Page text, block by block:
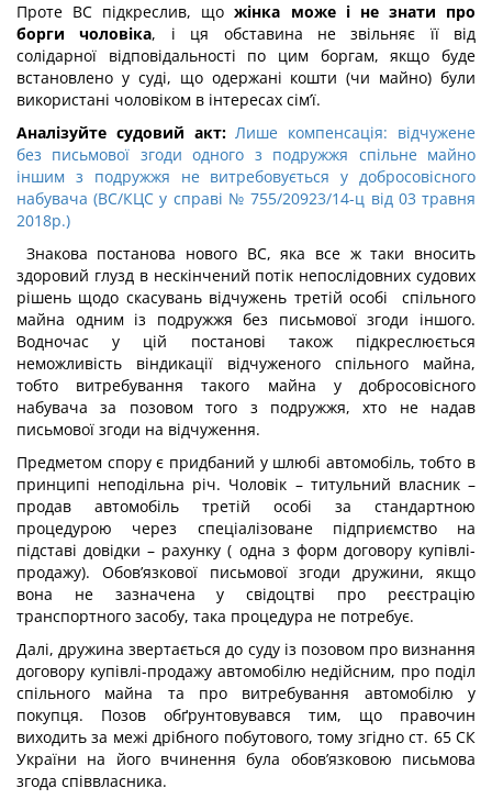
Проте ВС підкреслив, щожінка може і не знати про
борги чоловіка, і ця обставина не звільняє її від
солідарної відповідальності по цим боргам, якщо буде
встановлено у суді, що одержані кошти (чи майно) були
використані чоловіком в інтересах сім’ї.
Аналізуйте судовий акт: Лише компенсація: відчужене
без письмової згоди одного з подружжя спільне майно
іншим з подружжя не витребовується у добросовісного
набувача (ВС/КЦС у справі № 755/20923/14-ц від 03 травня
2018р.)
Знакова постанова нового ВС, яка все ж таки вносить
здоровий глузд в нескінчений потік непослідовних судових
рішень щодо скасувань відчужень третій особі спільного
майна одним із подружжя без письмової згоди іншого.
Водночас у цій постанові також підкреслюється
неможливість віндикації відчуженого спільного майна,
тобто витребування такого майна у добросовісного
набувача за позовом того з подружжя, хто не надав
письмової згоди на відчуження.
Предметом спору є придбаний у шлюбі автомобіль, тобто в
принципі неподільна річ. Чоловік – титульний власник –
продав автомобіль третій особі за стандартною
процедурою через спеціалізоване підприємство на
підставі довідки – рахунку ( одна з форм договору купівлі-
продажу). Обов’язкової письмової згоди дружини, якщо
вона не зазначена у свідоцтві про реєстрацію
транспортного засобу, така процедура не потребує.
Далі, дружина звертається до суду із позовом про визнання
договору купівлі-продажу автомобілю недійсним, про поділ
спільного майна та про витребування автомобілю у
покупця. Позов обґрунтовувався тим, що правочин
виходить за межі дрібного побутового, тому згідно ст. 65 СК
України на його вчинення була обов’язковою письмова
згода співвласника.